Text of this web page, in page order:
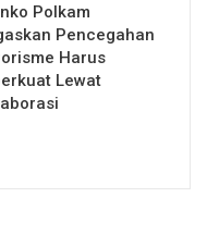
Polkam
Pencegahan
Harus
Lewat